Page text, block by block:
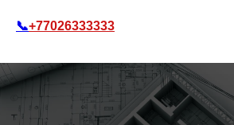
📞+77026333333